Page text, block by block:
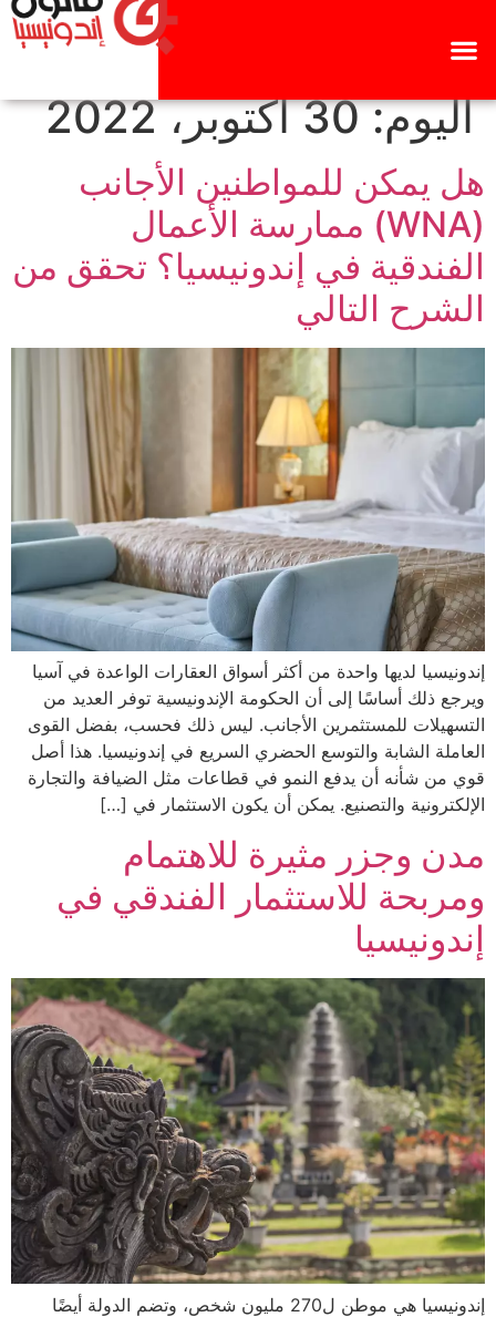
اليوم:30 أكتوبر، 2022
هل يمكن للمواطنين الأجانب
(WNA) ممارسة الأعمال
الفندقية في إندونيسيا؟ تحقق من
الشرح التالي
إندونيسيا لديها واحدة من أكثر أسواق العقارات الواعدة في آسيا
ويرجع ذلك أساسًا إلى أن الحكومة الإندونيسية توفر العديد من
التسهيلات للمستثمرين الأجانب. ليس ذلك فحسب، بفضل القوى
العاملة الشابة والتوسع الحضري السريع في إندونيسيا. هذا أصل
قوي من شأنه أن يدفع النمو في قطاعات مثل الضيافة والتجارة
الإلكترونية والتصنيع. يمكن أن يكون الاستثمار في […]
مدن وجزر مثيرة للاهتمام
ومربحة للاستثمار الفندقي في
إندونيسيا
إندونيسيا هي موطن ل270 مليون شخص، وتضم الدولة أيضًا